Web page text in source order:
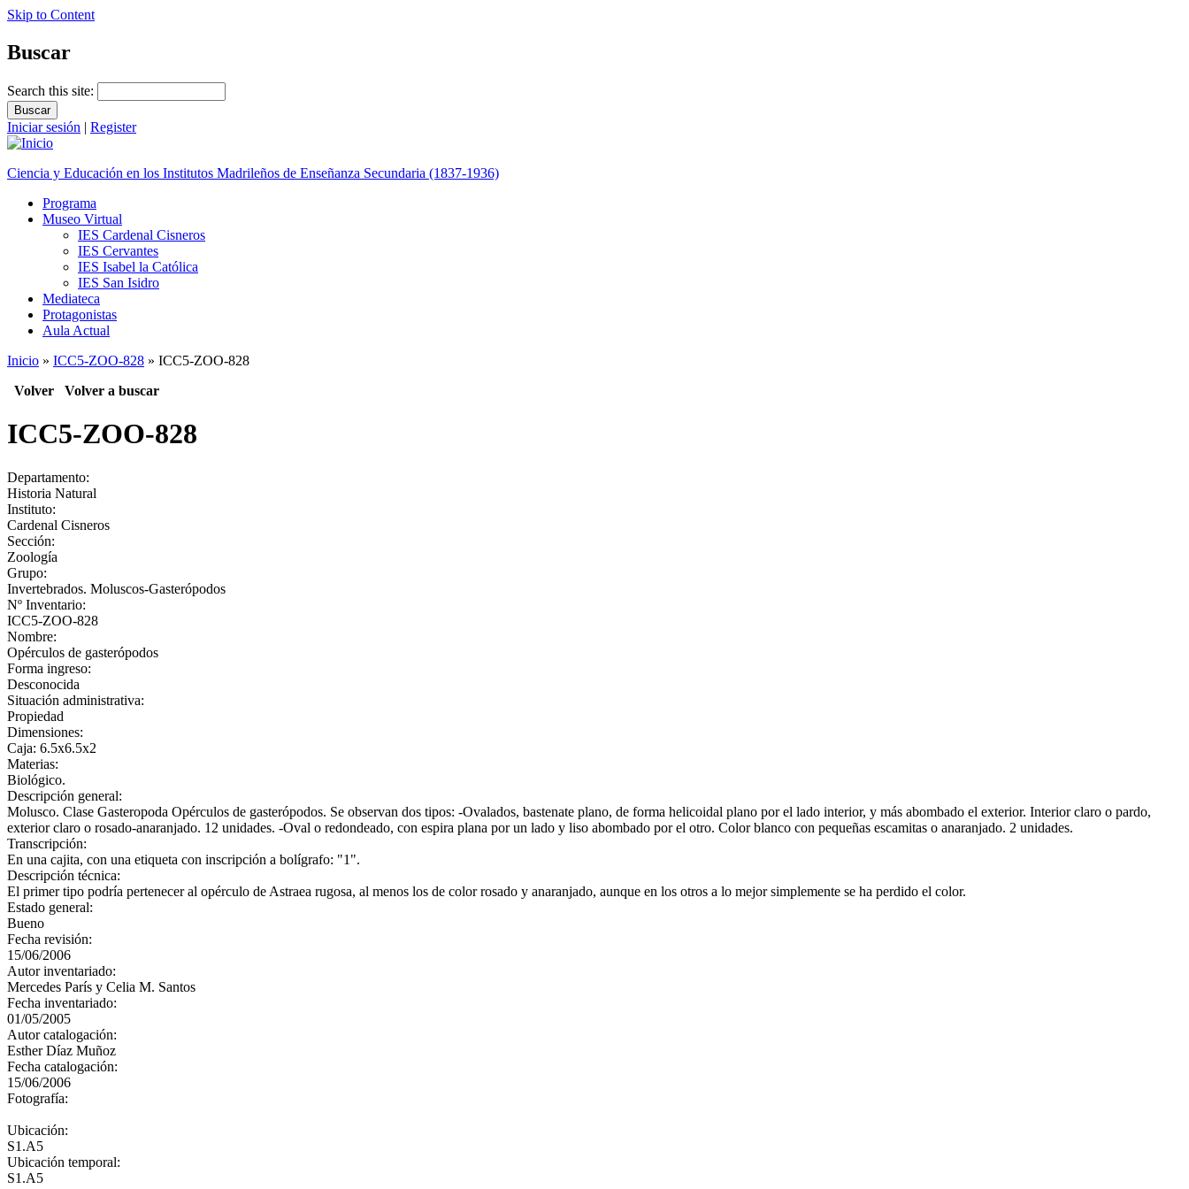
Skip to Content
Buscar
Search this site:
Iniciar sesión | Register
Ciencia y Educación en los Institutos Madrileños de Enseñanza Secundaria (1837-1936)
Programa
Museo Virtual
IES Cardenal Cisneros
IES Cervantes
IES Isabel la Católica
IES San Isidro
Mediateca
Protagonistas
Aula Actual
Inicio » ICC5-ZOO-828 » ICC5-ZOO-828
Volver Volver a buscar
ICC5-ZOO-828
Departamento:
Historia Natural
Instituto:
Cardenal Cisneros
Sección:
Zoología
Grupo:
Invertebrados. Moluscos-Gasterópodos
Nº Inventario:
ICC5-ZOO-828
Nombre:
Opérculos de gasterópodos
Forma ingreso:
Desconocida
Situación administrativa:
Propiedad
Dimensiones:
Caja: 6.5x6.5x2
Materias:
Biológico.
Descripción general:
Molusco. Clase Gasteropoda Opérculos de gasterópodos. Se observan dos tipos: -Ovalados, bastenate plano, de forma helicoidal plano por el lado interior, y más abombado el exterior. Interior claro o pardo,
exterior claro o rosado-anaranjado. 12 unidades. -Oval o redondeado, con espira plana por un lado y liso abombado por el otro. Color blanco con pequeñas escamitas o anaranjado. 2 unidades.
Transcripción:
En una cajita, con una etiqueta con inscripción a bolígrafo: "1".
Descripción técnica:
El primer tipo podría pertenecer al opérculo de Astraea rugosa, al menos los de color rosado y anaranjado, aunque en los otros a lo mejor simplemente se ha perdido el color.
Estado general:
Bueno
Fecha revisión:
15/06/2006
Autor inventariado:
Mercedes París y Celia M. Santos
Fecha inventariado:
01/05/2005
Autor catalogación:
Esther Díaz Muñoz
Fecha catalogación:
15/06/2006
Fotografía:
Ubicación:
S1.A5
Ubicación temporal:
S1.A5